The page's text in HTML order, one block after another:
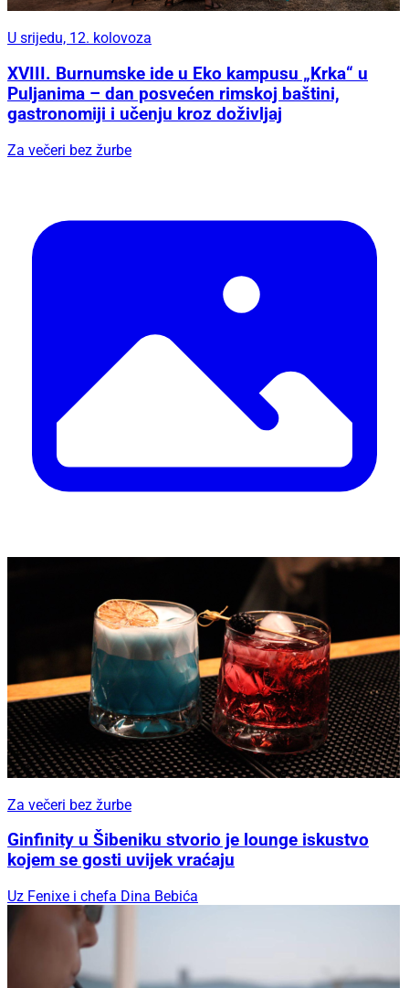
U srijedu, 12. kolovoza
XVIII. Burnumske ide u Eko kampusu „Krka“ u
Puljanima – dan posvećen rimskoj baštini,
gastronomiji i učenju kroz doživljaj
Za večeri bez žurbe
Za večeri bez žurbe
Ginfinity u Šibeniku stvorio je lounge iskustvo
kojem se gosti uvijek vraćaju
Uz Fenixe i chefa Dina Bebića